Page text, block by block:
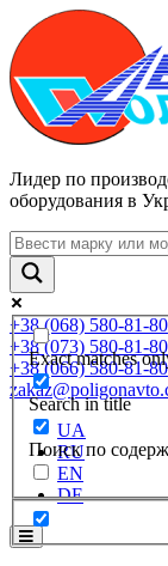
Лидер по
оборудования в
Exact matches
Search in title
Поиск по
+38 (068) 580-81-80
+38 (073) 580-81-80
+38 (066) 580-81-80
UA
RU
EN
DE